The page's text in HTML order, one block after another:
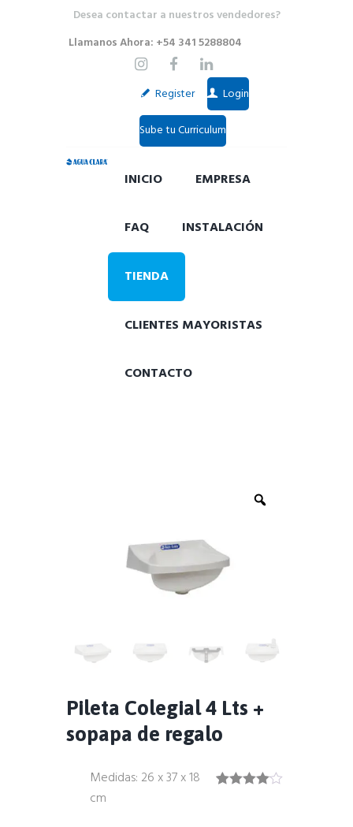
Desea contactar a nuestros vendedores?
Llamanos Ahora: +54 341 5288804
Register Login
Sube tu Curriculum
INICIO EMPRESA
FAQ INSTALACIÓN
TIENDA
CLIENTES MAYORISTAS
CONTACTO
Pileta Colegial 4 Lts +
sopapa de regalo
Medidas: 26 x 37 x 18
cm